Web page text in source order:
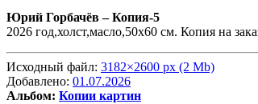
Юрий Горбачёв –Копия-5
2026 год,холст,масло,50х60 см. Копия на
Исходный файл: 3182×2600 px (2 Mb)
Добавлено: 01.07.2026
Альбом: Копии картин